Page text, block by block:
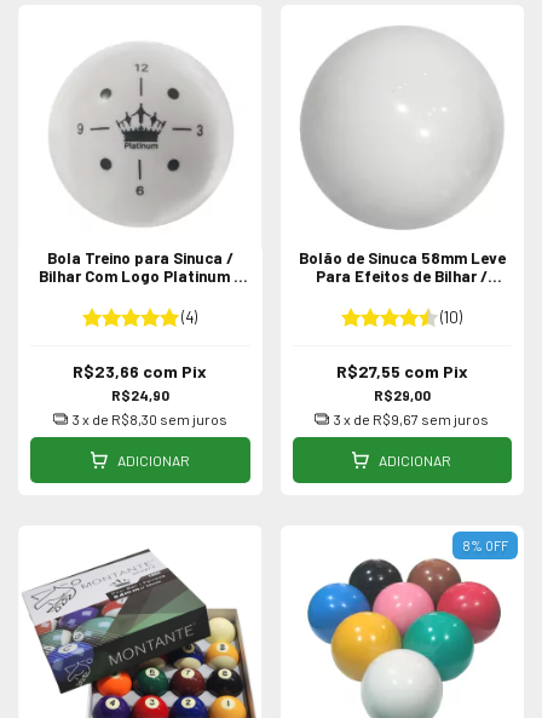
Bola Treino para Sinuca /
Bilhar Com Logo Platinum -
(4)
R$24,90
R$23,66 com Pix
3 x de R$8,30 sem juros
ADICIONAR
Bolão de Sinuca 58mm Leve
Para Efeitos de Bilhar /
(10)
R$29,00
R$27,55 com Pix
3 x de R$9,67 sem juros
ADICIONAR
8% OFF